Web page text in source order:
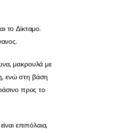
το Δίκταμο.
μακρουλά με
ενώ στη βάση
προς το
επιπόλαια,